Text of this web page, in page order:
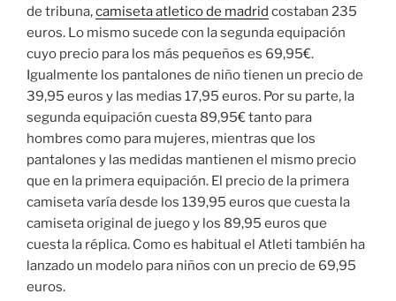
de tribuna,camiseta atletico de madrid costaban 235
euros. Lo mismo sucede con la segunda equipación
cuyo precio para los más pequeños es 69,95€.
Igualmente los pantalones de niño tienen un precio de
39,95 euros y las medias 17,95 euros. Por su parte, la
segunda equipación cuesta 89,95€ tanto para
hombres como para mujeres, mientras que los
pantalones y las medidas mantienen el mismo precio
que en la primera equipación. El precio de la primera
camiseta varía desde los 139,95 euros que cuesta la
camiseta original de juego y los 89,95 euros que
cuesta la réplica. Como es habitual el Atleti también ha
lanzado un modelo para niños con un precio de 69,95
euros.